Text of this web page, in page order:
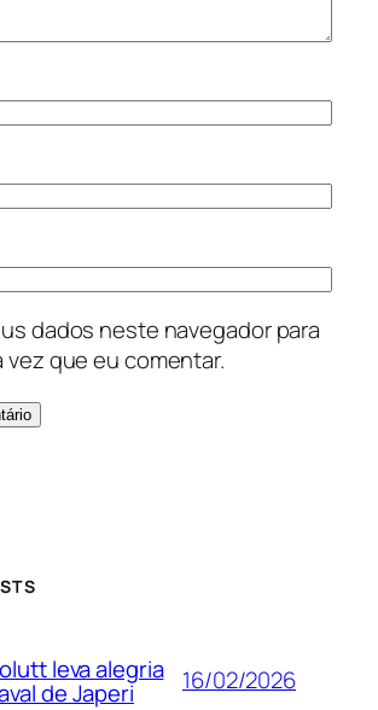
dados neste navegador para
vez que eu comentar.
leva alegria
de Japeri 16/02/2026